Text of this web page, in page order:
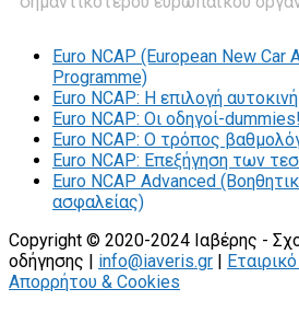
Euro NCAP (European New Car
Programme)
Euro NCAP: Η επιλογή
Euro NCAP: Οι οδηγοί-dummies!
Euro NCAP: O τρόπος
Euro NCAP: Επεξήγηση των
Euro NCAP Advanced
ασφαλείας)
Copyright © 2020-2024 Ιαβέρης -
οδήγησης | info@iaveris.gr |
Απορρήτου & Cookies